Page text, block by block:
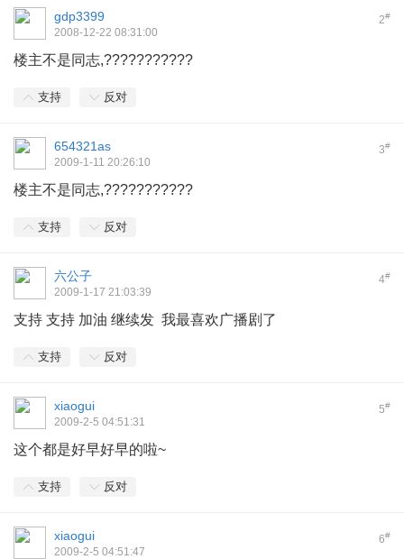
2#
gdp3399
2008-12-22 08:31:00
楼主不是同志,???????????
支持 反对
3#
654321as
2009-1-11 20:26:10
楼主不是同志,???????????
支持 反对
4#
六公子
2009-1-17 21:03:39
支持 支持 加油 继续发 我最喜欢广播剧了
支持 反对
5#
xiaogui
2009-2-5 04:51:31
这个都是好早好早的啦~
支持 反对
6#
xiaogui
2009-2-5 04:51:47